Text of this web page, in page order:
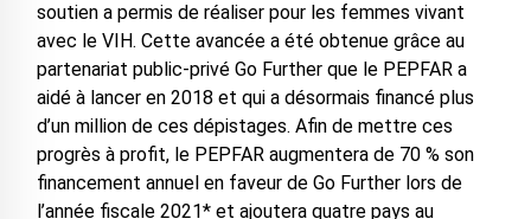
soutien a permis de réaliser pour les femmes vivant
avec le VIH. Cette avancée a été obtenue grâce au
partenariat public-privé Go Further que le PEPFAR a
aidé à lancer en 2018 et qui a désormais financé plus
d’un million de ces dépistages. Afin de mettre ces
progrès à profit, le PEPFAR augmentera de 70 % son
financement annuel en faveur de Go Further lors de
l’année fiscale 2021* et ajoutera quatre pays au